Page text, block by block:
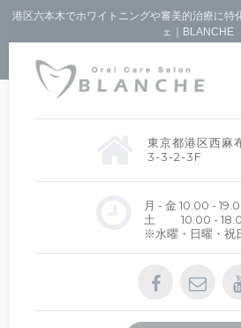
港区六本木でホワイトニングや審美的治療に特
ェ｜BLANCHE
東京都港区西麻
3-3-2-3F
月 - 金 10.00 -
土 10.00 -
※水曜・日曜・